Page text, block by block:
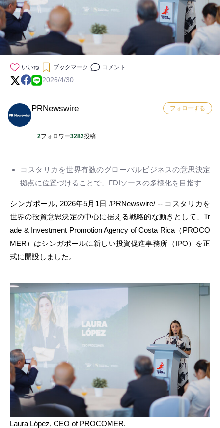
いいね ブックマーク コメント
2026/4/30
PRNewswire
2フォロワー3282投稿
フォローする
コスタリカを世界有数のグローバルビジネスの意思決定
拠点に位置づけることで、FDIソースの多様化を目指す
シンガポール, 2026年5月1日 /PRNewswire/ -- コスタリカを
世界の投資意思決定の中心に据える戦略的な動きとして、Tr
ade & Investment Promotion Agency of Costa Rica（PROCO
MER）はシンガポールに新しい投資促進事務所（IPO）を正
式に開設しました。
Laura López, CEO of PROCOMER.